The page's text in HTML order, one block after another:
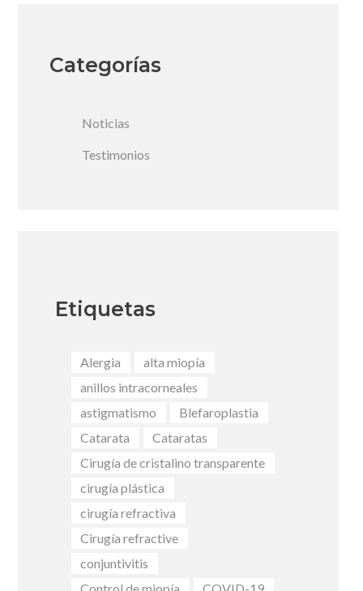
Categorías
Noticias
Testimonios
Etiquetas
Alergia
alta miopía
anillos intracorneales
astigmatismo
Blefaroplastia
Catarata
Cataratas
Cirugía de cristalino transparente
cirugía plástica
cirugía refractiva
Cirugía refractive
conjuntivitis